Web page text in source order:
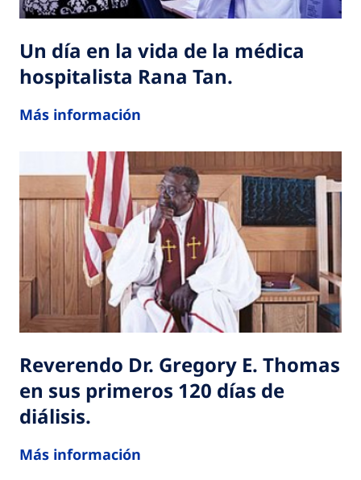
Un día en la vida de la médica
hospitalista Rana Tan.
Más información
Reverendo Dr. Gregory E. Thomas
en sus primeros 120 días de
diálisis.
Más información